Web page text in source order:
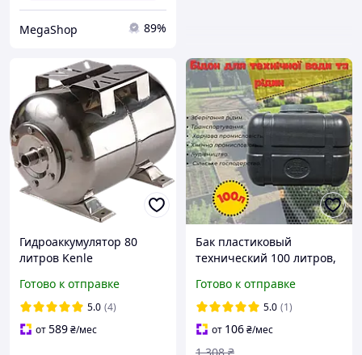
MegaShop 89%
Гидроаккумулятор 80
литров Kenle
воды бак
расширительный SS для
водоснабжения
Готово к отправке
5.0 (4)
от589₴/мес
Бак пластиковый
технический 100 литров,
воды и жидкостей, бак
для дачи с крышкой
Готово к отправке
5.0 (1)
от 106₴/мес